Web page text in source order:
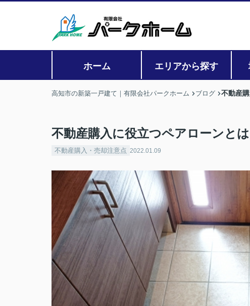
ホーム エリアから探す
高知市の新築一戸建て｜有限会社パークホーム ブログ 不動産
不動産購入に役立つペアローンと
不動産購入・売却注意点 2022.01.09